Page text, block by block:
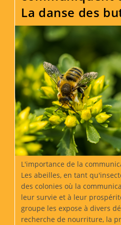
Pour
La danse des
L'importance de la
Les abeilles, en tant
des colonies où la
leur survie et à leur
groupe les expose à divers
recherche de nourriture, la